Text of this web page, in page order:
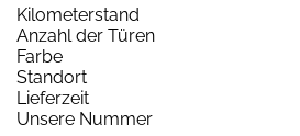
Kilometerstand
Anzahl der Türen
Farbe
Standort
Lieferzeit
Unsere Nummer